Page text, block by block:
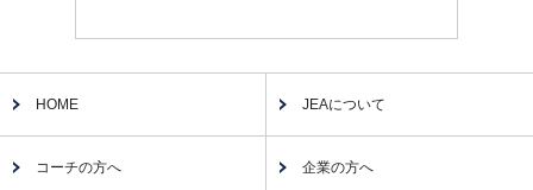
HOME JEAについて
コーチの方へ 企業の方へ